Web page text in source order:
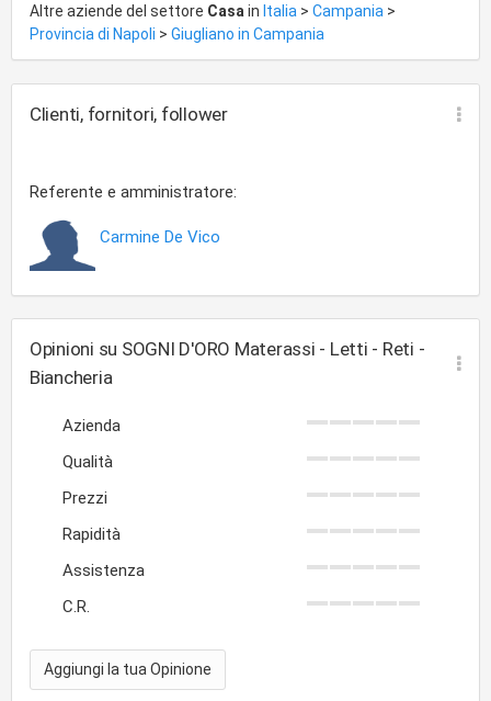
Altre aziende del settore Casa in Italia > Campania >
Provincia di Napoli > Giugliano in Campania
Clienti, fornitori, follower
Referente e amministratore:
Carmine De Vico
Opinioni su SOGNI D'ORO Materassi - Letti - Reti -
Biancheria
Azienda
Qualità
Prezzi
Rapidità
Assistenza
C.R.
Aggiungi la tua Opinione